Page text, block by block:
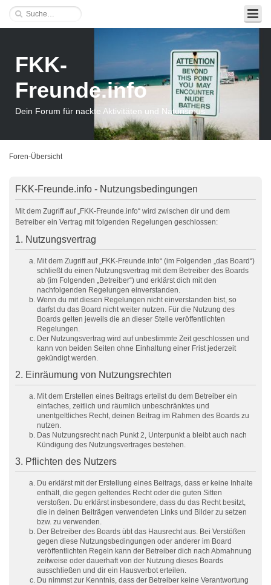
FKK-
Freunde.info
Dein Forum für nackte Aktivitäten und Naturismus
Foren-Übersicht
FKK-Freunde.info - Nutzungsbedingungen
Mit dem Zugriff auf „FKK-Freunde.info“ wird zwischen dir und dem
Betreiber ein Vertrag mit folgenden Regelungen geschlossen:
1. Nutzungsvertrag
Mit dem Zugriff auf „FKK-Freunde.info“ (im Folgenden „das Board“)
schließt du einen Nutzungsvertrag mit dem Betreiber des Boards
ab (im Folgenden „Betreiber“) und erklärst dich mit den
nachfolgenden Regelungen einverstanden.
Wenn du mit diesen Regelungen nicht einverstanden bist, so
darfst du das Board nicht weiter nutzen. Für die Nutzung des
Boards gelten jeweils die an dieser Stelle veröffentlichten
Regelungen.
Der Nutzungsvertrag wird auf unbestimmte Zeit geschlossen und
kann von beiden Seiten ohne Einhaltung einer Frist jederzeit
gekündigt werden.
2. Einräumung von Nutzungsrechten
Mit dem Erstellen eines Beitrags erteilst du dem Betreiber ein
einfaches, zeitlich und räumlich unbeschränktes und
unentgeltliches Recht, deinen Beitrag im Rahmen des Boards zu
nutzen.
Das Nutzungsrecht nach Punkt 2, Unterpunkt a bleibt auch nach
Kündigung des Nutzungsvertrages bestehen.
3. Pflichten des Nutzers
Du erklärst mit der Erstellung eines Beitrags, dass er keine Inhalte
enthält, die gegen geltendes Recht oder die guten Sitten
verstoßen. Du erklärst insbesondere, dass du das Recht besitzt,
die in deinen Beiträgen verwendeten Links und Bilder zu setzen
bzw. zu verwenden.
Der Betreiber des Boards übt das Hausrecht aus. Bei Verstößen
gegen diese Nutzungsbedingungen oder anderer im Board
veröffentlichten Regeln kann der Betreiber dich nach Abmahnung
zeitweise oder dauerhaft von der Nutzung dieses Boards
ausschließen und dir ein Hausverbot erteilen.
Du nimmst zur Kenntnis, dass der Betreiber keine Verantwortung